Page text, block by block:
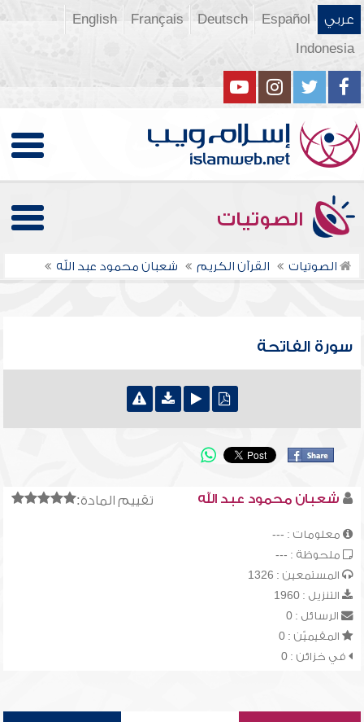
عربي Español
Deutsch
Français
English
Indonesia
الصوتيات
الصوتيات القرآن الكريم شعبان محمود عبد الله
سورة الفاتحة
تقييم المادة: شعبان محمود عبد الله
معلومات : ---
ملحوظة : ---
المستمعين : 1326
التنزيل : 1960
الرسائل : 0
المقيميّن : 0
في خزائن : 0